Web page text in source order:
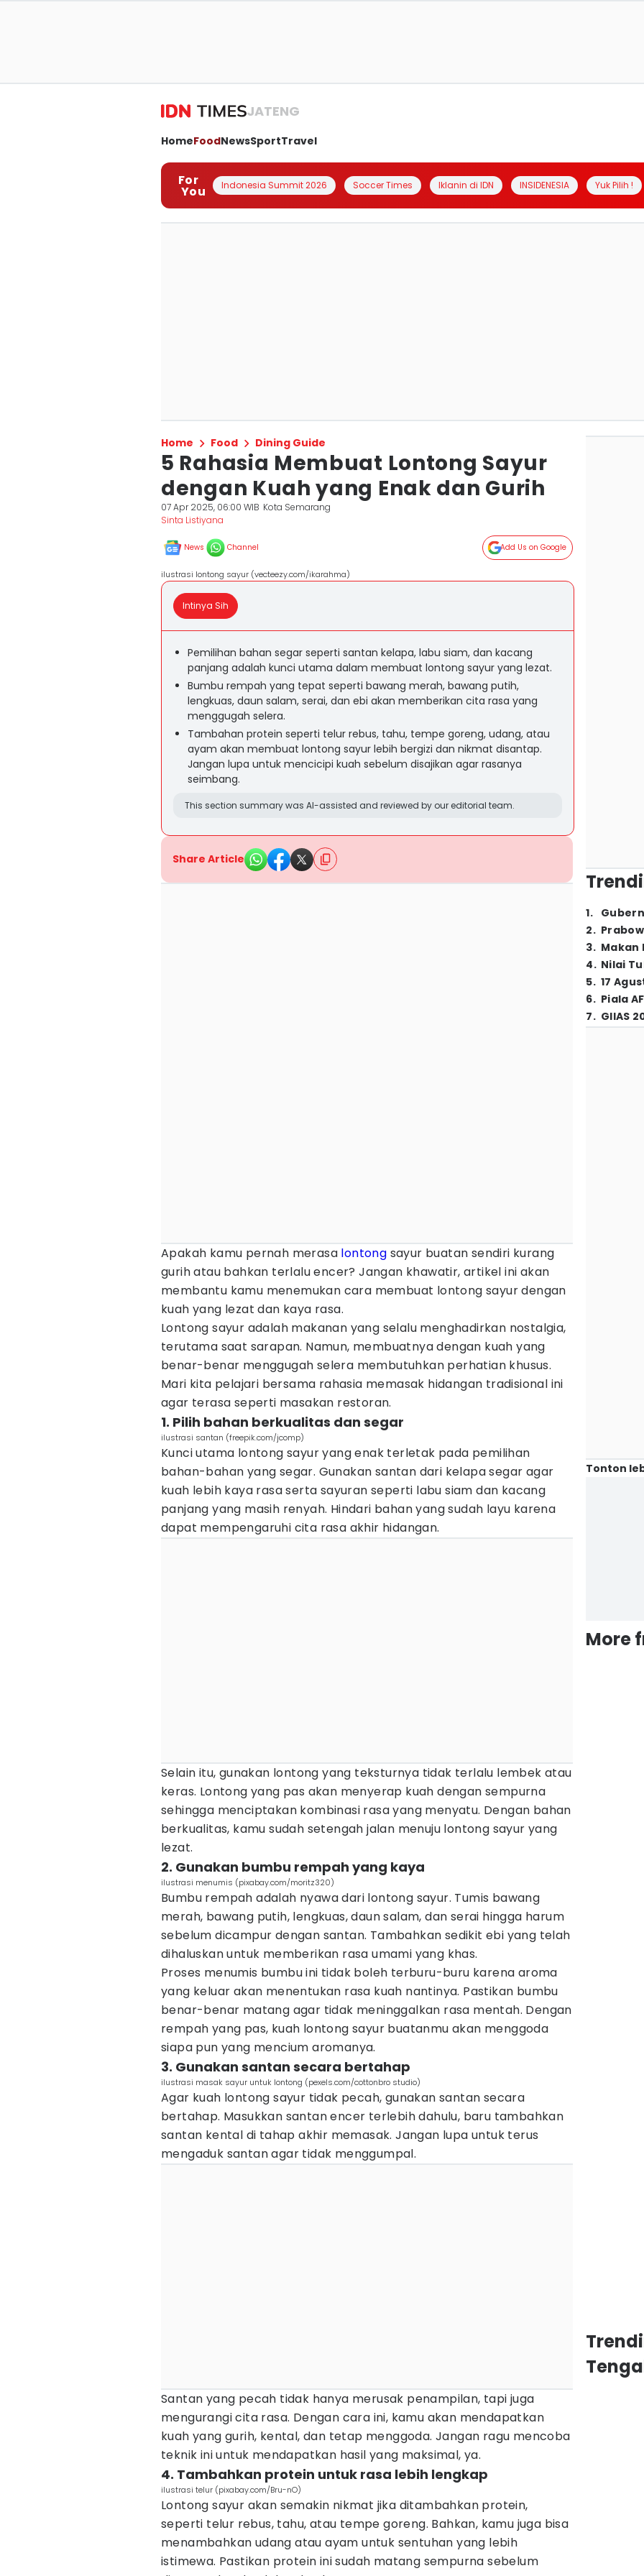
JATENG
HomeFoodNewsSportTravel
For
You Indonesia Summit 2026 Soccer Times Iklanin di IDN INSIDENESIA Yuk Pilih !
Home Food Dining Guide
5 Rahasia Membuat Lontong Sayur
dengan Kuah yang Enak dan Gurih
07 Apr 2025, 06:00 WIB Kota Semarang
Sinta Listiyana
News Channel Add Us on Google
ilustrasi lontong sayur (vecteezy.com/ikarahma)
Intinya Sih
Pemilihan bahan segar seperti santan kelapa, labu siam, dan kacang
panjang adalah kunci utama dalam membuat lontong sayur yang lezat.
Bumbu rempah yang tepat seperti bawang merah, bawang putih,
lengkuas, daun salam, serai, dan ebi akan memberikan cita rasa yang
menggugah selera.
Tambahan protein seperti telur rebus, tahu, tempe goreng, udang, atau
ayam akan membuat lontong sayur lebih bergizi dan nikmat disantap.
Jangan lupa untuk mencicipi kuah sebelum disajikan agar rasanya
seimbang.
This section summary was AI-assisted and reviewed by our editorial team.
Share Article
Apakah kamu pernah merasa lontong sayur buatan sendiri kurang
gurih atau bahkan terlalu encer? Jangan khawatir, artikel ini akan
membantu kamu menemukan cara membuat lontong sayur dengan
kuah yang lezat dan kaya rasa.
Lontong sayur adalah makanan yang selalu menghadirkan nostalgia,
terutama saat sarapan. Namun, membuatnya dengan kuah yang
benar-benar menggugah selera membutuhkan perhatian khusus.
Mari kita pelajari bersama rahasia memasak hidangan tradisional ini
agar terasa seperti masakan restoran.
1. Pilih bahan berkualitas dan segar
ilustrasi santan (freepik.com/jcomp)
Kunci utama lontong sayur yang enak terletak pada pemilihan
bahan-bahan yang segar. Gunakan santan dari kelapa segar agar
kuah lebih kaya rasa serta sayuran seperti labu siam dan kacang
panjang yang masih renyah. Hindari bahan yang sudah layu karena
dapat mempengaruhi cita rasa akhir hidangan.
Selain itu, gunakan lontong yang teksturnya tidak terlalu lembek atau
keras. Lontong yang pas akan menyerap kuah dengan sempurna
sehingga menciptakan kombinasi rasa yang menyatu. Dengan bahan
berkualitas, kamu sudah setengah jalan menuju lontong sayur yang
lezat.
2. Gunakan bumbu rempah yang kaya
ilustrasi menumis (pixabay.com/moritz320)
Bumbu rempah adalah nyawa dari lontong sayur. Tumis bawang
merah, bawang putih, lengkuas, daun salam, dan serai hingga harum
sebelum dicampur dengan santan. Tambahkan sedikit ebi yang telah
dihaluskan untuk memberikan rasa umami yang khas.
Proses menumis bumbu ini tidak boleh terburu-buru karena aroma
yang keluar akan menentukan rasa kuah nantinya. Pastikan bumbu
benar-benar matang agar tidak meninggalkan rasa mentah. Dengan
rempah yang pas, kuah lontong sayur buatanmu akan menggoda
siapa pun yang mencium aromanya.
3. Gunakan santan secara bertahap
ilustrasi masak sayur untuk lontong (pexels.com/cottonbro studio)
Agar kuah lontong sayur tidak pecah, gunakan santan secara
bertahap. Masukkan santan encer terlebih dahulu, baru tambahkan
santan kental di tahap akhir memasak. Jangan lupa untuk terus
mengaduk santan agar tidak menggumpal.
Santan yang pecah tidak hanya merusak penampilan, tapi juga
mengurangi cita rasa. Dengan cara ini, kamu akan mendapatkan
kuah yang gurih, kental, dan tetap menggoda. Jangan ragu mencoba
teknik ini untuk mendapatkan hasil yang maksimal, ya.
4. Tambahkan protein untuk rasa lebih lengkap
ilustrasi telur (pixabay.com/Bru-nO)
Lontong sayur akan semakin nikmat jika ditambahkan protein,
seperti telur rebus, tahu, atau tempe goreng. Bahkan, kamu juga bisa
menambahkan udang atau ayam untuk sentuhan yang lebih
istimewa. Pastikan protein ini sudah matang sempurna sebelum
1.
2.
3. Makan
4. Nilai
5. 17
6. Piala
7. GIIAS
Tonton
More